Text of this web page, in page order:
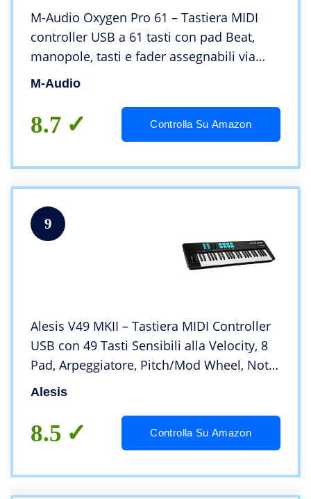
M-Audio Oxygen Pro 61 – Tastiera MIDI
controller USB a 61 tasti con pad Beat,
manopole, tasti e fader assegnabili via
MIDI e suite software inclusa
M-Audio
8.7 Controlla Su Amazon
9
Alesis V49 MKII – Tastiera MIDI Controller
USB con 49 Tasti Sensibili alla Velocity, 8
Pad, Arpeggiatore, Pitch/Mod Wheel, Note
Repeat e Software
Alesis
8.5 Controlla Su Amazon